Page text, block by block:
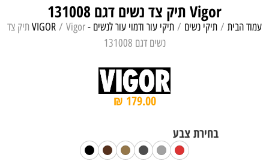
Vigor תיק צד נשים דגם 131008
עמוד הבית / תיקי נשים / תיקי עור ודמוי עור לנשים - VIGOR
/ Vigor תיק צד
נשים דגם 131008
₪ 179.00